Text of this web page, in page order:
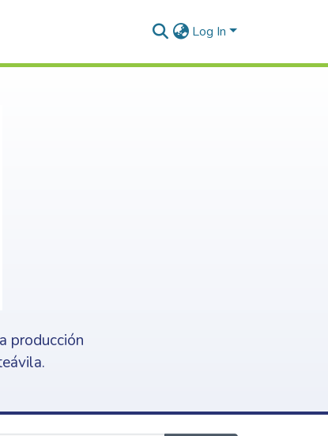
Log In
producción